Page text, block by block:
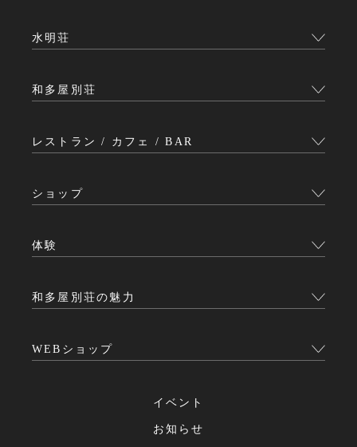
水明荘
和多屋別荘
レストラン / カフェ / BAR
ショップ
体験
和多屋別荘の魅力
WEBショップ
イベント
お知らせ